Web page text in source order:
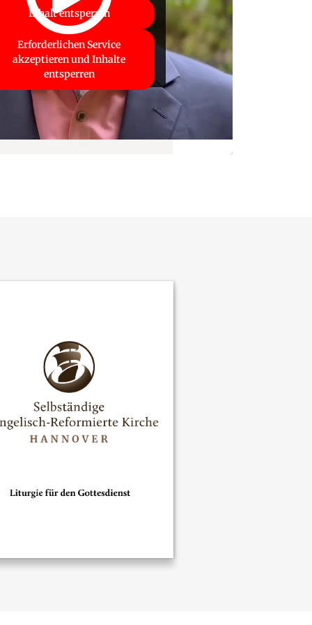
Inhalt entsperren
Erforderlichen Service
akzeptieren und Inhalte
entsperren